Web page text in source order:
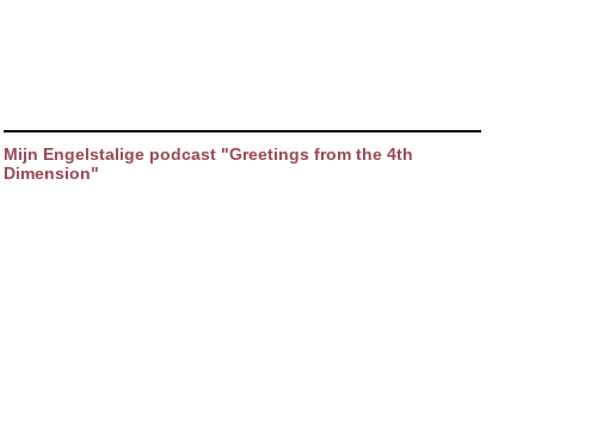
Mijn Engelstalige podcast "Greetings from the 4th
Dimension"